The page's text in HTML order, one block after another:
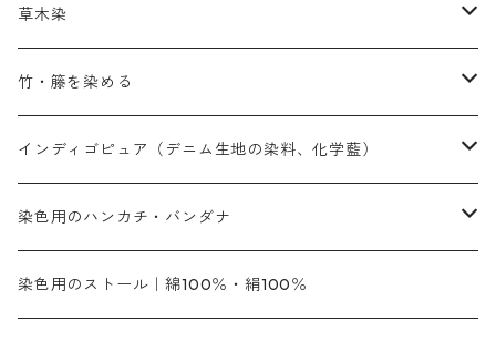
橙色系
青色系
紫色系
緑色系
橙色系
緑色系
茶色｜20g入りのみ公開
アルカリ剤
補助薬品
捺染に必要な材料
捺染糊
内容量：100g
内容量：500g
バィンダー（定着剤）
増粘剤
黄色系
エロ―M3G｜定番の色合い
エロー ＭＧＲ｜明るい緑みの黄色
オレンジ系
オレンヂMG｜黄みの橙色
赤色系
赤色系
本洋紅
代用朱黄色口
黄色系
ファストエロ―10GN（鮮やかな黄色）
ファストエロ―5GN（黄色）
青色系
NSBAブルー
群青
白色｜胡粉
黒色｜在庫処分特価
草木染
植物染料
人気のおすすめ植物染料
インド茜・西洋茜の個別販売
濃染処理剤｜ソルバックスPS－900
媒染剤
アルミ媒染剤
ソーダ灰｜アルカリ性のPH調整剤
竹・籐を染める
人気のおすすめ竹・藤を染める染料
塩基性染料（混色可能）
ビスマークブロンB｜赤茶色
オリジナル染料｜スス竹色｜ミキセットファストブロンGR
インディゴピュア（デニム生地の染料、化学藍）
初心者向けお試しセット販売
インディゴピュア
染色用のハンカチ・バンダナ
45cm×45cm（ハンカチ）｜端の始末も綿糸｜タグなし
染色用のストール｜綿100％・絹100％